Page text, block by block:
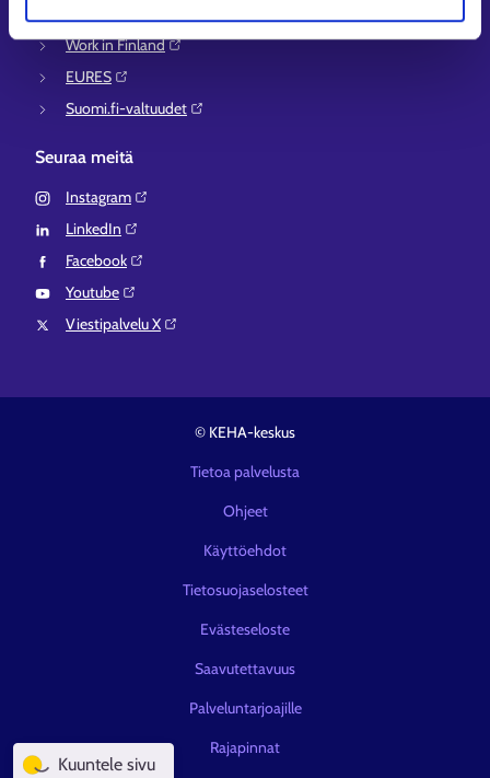
Work in Finland⁠
EURES⁠
Suomi.fi-valtuudet⁠
Seuraa meitä
Instagram⁠
LinkedIn⁠
Facebook⁠
Youtube⁠
Viestipalvelu X⁠
© KEHA-keskus
Tietoa palvelusta
Ohjeet
Käyttöehdot
Tietosuojaselosteet
Evästeseloste
Saavutettavuus
Palveluntarjoajille
Rajapinnat
Kuuntele sivu